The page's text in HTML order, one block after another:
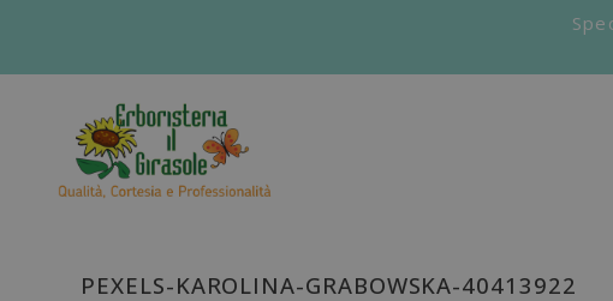
PEXELS-KAROLINA-GRABOWSKA-40413922